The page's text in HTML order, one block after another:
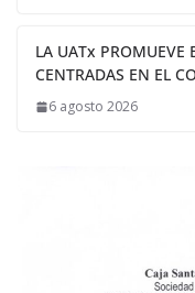
LA UATx PROMUEVE
CENTRADAS EN EL
6 agosto 2026